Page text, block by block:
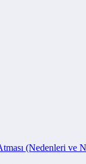
(Nedenleri ve